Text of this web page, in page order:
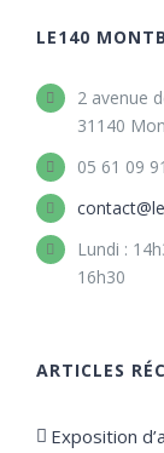
LE140
2 avenue
31140
05 61 09
Lundi :
16h30
ARTICLES
Exposition